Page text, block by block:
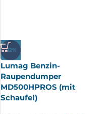
-12%
Lumag Benzin-
Raupendumper
MD500HPROS (mit
Schaufel)